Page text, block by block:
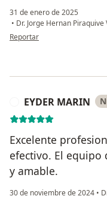
31 de enero de 2025
• Dr. Jorge Hernan Piraquive
en opinión del usuario Pablo
Reportar
EYDER MARIN
Excelente
efectivo. El equipo
y amable.
30 de noviembre de 2024 •